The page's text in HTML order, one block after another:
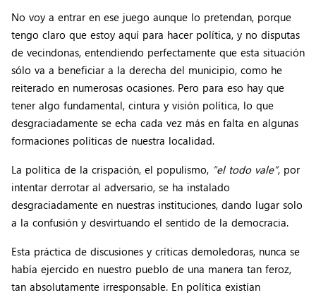
No voy a entrar en ese juego aunque lo pretendan, porque
tengo claro que estoy aquí para hacer política, y no disputas
de vecindonas, entendiendo perfectamente que esta situación
sólo va a beneficiar a la derecha del municipio, como he
reiterado en numerosas ocasiones. Pero para eso hay que
tener algo fundamental, cintura y visión política, lo que
desgraciadamente se echa cada vez más en falta en algunas
formaciones políticas de nuestra localidad.
La política de la crispación, el populismo, “el todo vale”, por
intentar derrotar al adversario, se ha instalado
desgraciadamente en nuestras instituciones, dando lugar solo
a la confusión y desvirtuando el sentido de la democracia.
Esta práctica de discusiones y críticas demoledoras, nunca se
había ejercido en nuestro pueblo de una manera tan feroz,
tan absolutamente irresponsable. En política existían